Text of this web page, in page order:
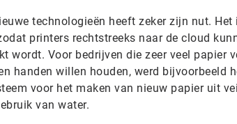
technologieën heeft zeker zijn nut.
printers rechtstreeks naar de cloud
wordt. Voor bedrijven die zeer veel papier
handen willen houden, werd bijvoorbeeld
voor het maken van nieuw papier uit
van water.